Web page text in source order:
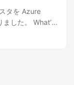
タを Azure
した。 What’s
Azure Stack